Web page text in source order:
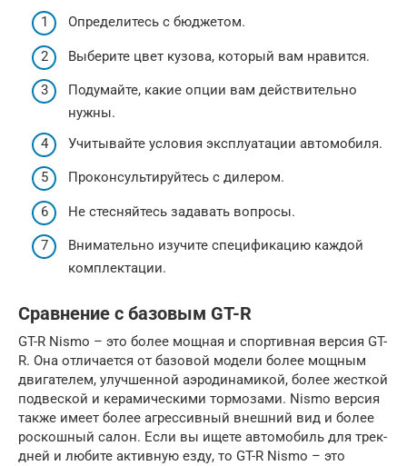
Определитесь с бюджетом.
Выберите цвет кузова, который вам нравится.
Подумайте, какие опции вам действительно
нужны.
Учитывайте условия эксплуатации автомобиля.
Проконсультируйтесь с дилером.
Не стесняйтесь задавать вопросы.
Внимательно изучите спецификацию каждой
комплектации.
Сравнение с базовым GT-R
GT-R Nismo – это более мощная и спортивная версия GT-
R. Она отличается от базовой модели более мощным
двигателем, улучшенной аэродинамикой, более жесткой
подвеской и керамическими тормозами. Nismo версия
также имеет более агрессивный внешний вид и более
роскошный салон. Если вы ищете автомобиль для трек-
дней и любите активную езду, то GT-R Nismo – это